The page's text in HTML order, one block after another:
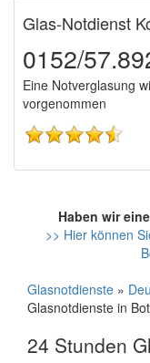
Glas-Notdienst
0152/
Eine Notverglasung
vorgenommen
Haben wir
>> Hier können
Glasnotdienste »
Glasnotdienste in
24 Stunden